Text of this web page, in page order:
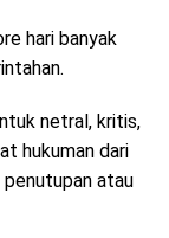
hari banyak
netral, kritis,
hukuman dari
atau